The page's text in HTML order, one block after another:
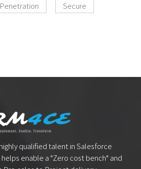
Penetration
Secure
qualified talent in Salesforce
enable a "Zero cost bench" and